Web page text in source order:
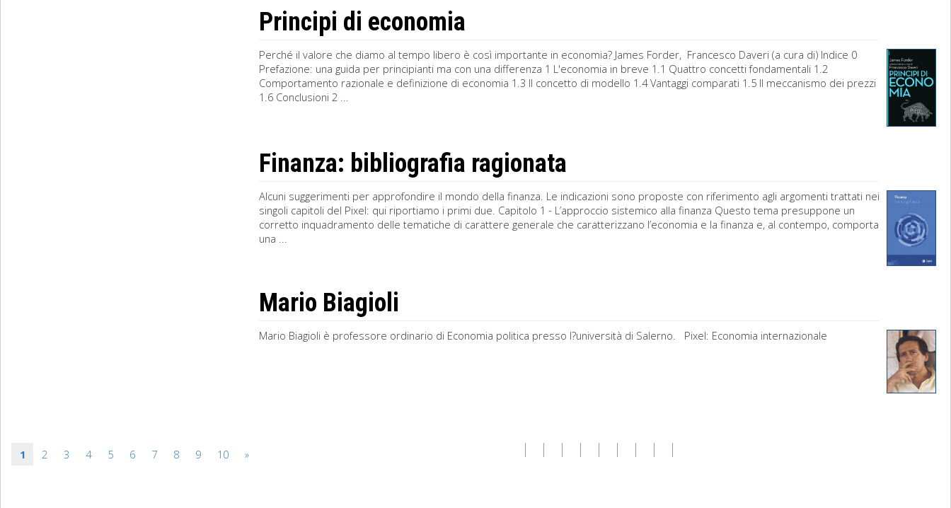
Principi di economia
Perché il valore che diamo al tempo libero è così importante in economia? James Forder, Francesco Daveri (a cura di) Indice 0
Prefazione: una guida per principianti ma con una differenza 1 L'economia in breve 1.1 Quattro concetti fondamentali 1.2
Comportamento razionale e definizione di economia 1.3 Il concetto di modello 1.4 Vantaggi comparati 1.5 Il meccanismo dei prezzi
1.6 Conclusioni 2 ...
Finanza: bibliografia ragionata
Alcuni suggerimenti per approfondire il mondo della finanza. Le indicazioni sono proposte con riferimento agli argomenti trattati nei
singoli capitoli del Pixel: qui riportiamo i primi due. Capitolo 1 - L’approccio sistemico alla finanza Questo tema presuppone un
corretto inquadramento delle tematiche di carattere generale che caratterizzano l’economia e la finanza e, al contempo, comporta
una ...
Mario Biagioli
Mario Biagioli è professore ordinario di Economia politica presso l?università di Salerno. Pixel: Economia internazionale
1 2 3 4 5 6 7 8 9 10 »